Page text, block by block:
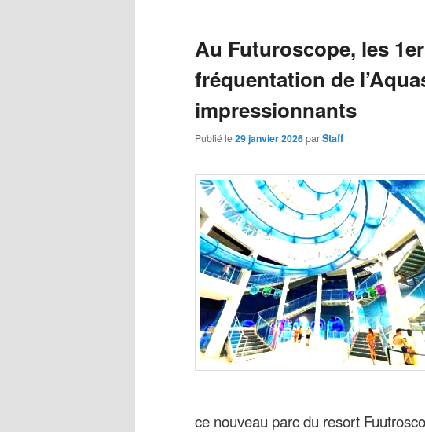
Au Futuroscope, les
fréquentation de
impressionnants
Publié le29 janvier 2026parStaff
ce nouveau parc du resort